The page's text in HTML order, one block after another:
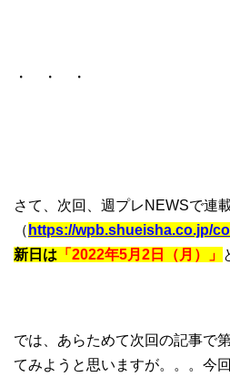
・ ・ ・
さて、次回、週プレNEWSで連
（ https://wpb.shueisha.co.jp/
新日は 「2022年5月2日（月）」
では、あらためて次回の記事で
てみようと思いますが。。。今